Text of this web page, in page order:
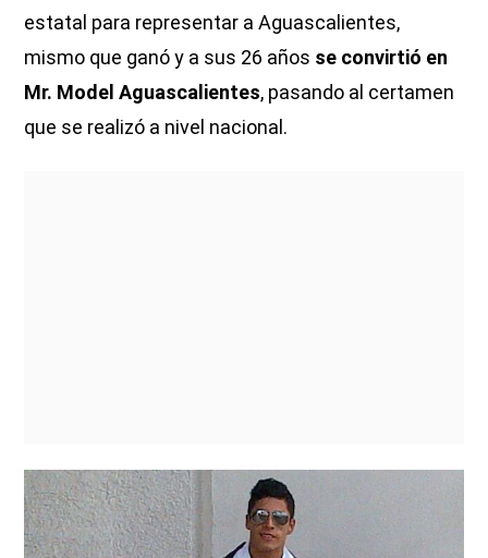
estatal para representar a Aguascalientes,
mismo que ganó y a sus 26 años se convirtió en
Mr. Model Aguascalientes, pasando al certamen
que se realizó a nivel nacional.